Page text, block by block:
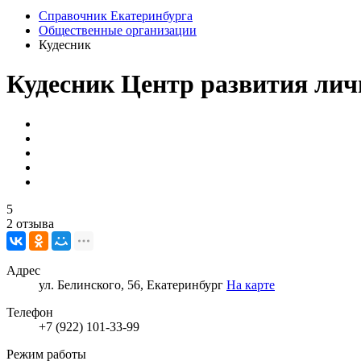
Справочник Екатеринбурга
Общественные организации
Кудесник
КудесникЦентр развития
5
2 отзыва
Адрес
ул. Белинского, 56, Екатеринбург На карте
Телефон
+7 (922) 101-33-99
Режим работы